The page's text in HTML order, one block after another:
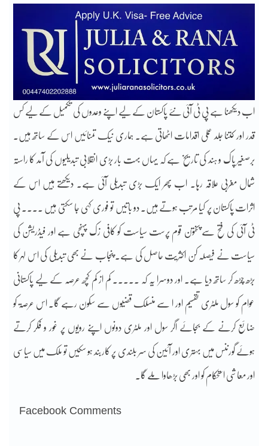
اب دیکھنا ہے پی ٹی آئی نئے پاکستان کے لیے اپنے وعدوں کی تکمیل کے لیے کس
قدر اور کتنا جلد عملی اقدامات اٹھاتی ہے۔ ہماری نیک تمنائیں اس کے ساتھ ہیں۔
برصغیر پاک و ہند کی تاریخ ہے کہ یہاں بہت بار بڑی انقلابی تبدیلیوں کی آمد کا راستہ
شمال مغربی علاقہ رہا۔ اب پھر ایک بڑی تبدیلی آئی ہے۔ دیکھتے ہیں اس کے
اثرات پاکستان پر کیا مرتب ہوتے ہیں۔ دو باتیں تو فوری کہی جا سکتی ہیں ۔۔۔۔ پی
ٹی آئی کی فتح سے پختون قوم پرست سیاست کو کافی زک پہنچی ہے اور فیڈریشن کی
سیاست نے فیصلہ کن اکثریت حاصل کی ہے۔ پنجاب نے بھی تبدیلی کی اس لہر کا
بڑھ چڑھ کر ساتھ دیا ہے۔ اور دوسرا یہ کہ ۔۔۔۔۔ کم از کم کچھ عرصہ کے لیے پاکستانی
عوام کو سول ملٹری تقسیم اور ا سے منسلک قضیوں سے سکون رہے گا۔ اس عرصۃ کو
ضائع کرنے کے بجائے اگر سول اور ملٹری دونوں اپنے رویوں پر غور و فکر کرتے
ہوئے گورننس میں بہتری اور آئین کی سر بلندی پر کاربند ہو سکیں تو ملک میں سیاسی
اور معاشی استحکام کو اور بھی بڑھاوا ملے گا۔
Facebook Comments